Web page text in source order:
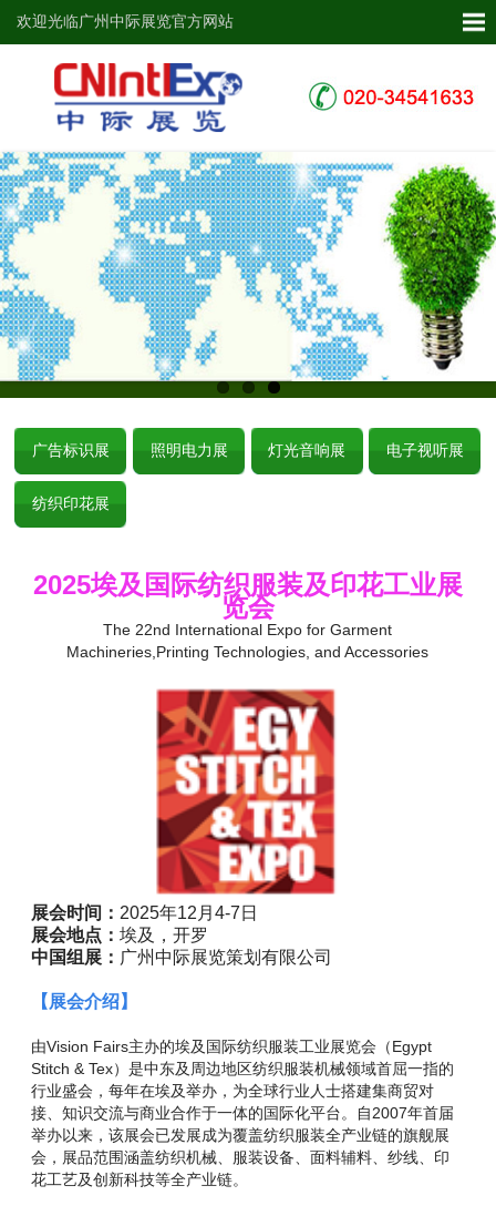
欢迎光临广州中际展览官方网站
广告标识展 照明电力展 灯光音响展 电子视听展
纺织印花展
2025埃及国际纺织服装及印花工业展
览会
The 22nd International Expo for Garment
Machineries,Printing Technologies, and Accessories
展会时间： 2025年12月4-7日
展会地点：埃及，开罗
中国组展： 广州中际展览策划有限公司
【展会介绍】
由Vision Fairs主办的埃及国际纺织服装工业展览会（Egypt
Stitch & Tex）是中东及周边地区纺织服装机械领域首屈一指的
行业盛会，每年在埃及举办，为全球行业人士搭建集商贸对
接、知识交流与商业合作于一体的国际化平台。自2007年首届
举办以来，该展会已发展成为覆盖纺织服装全产业链的旗舰展
会，展品范围涵盖纺织机械、服装设备、面料辅料、纱线、印
花工艺及创新科技等全产业链。